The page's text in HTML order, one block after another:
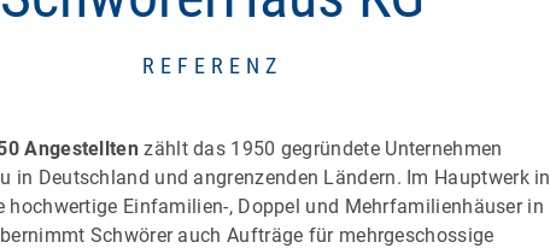
REFERENZ
Angestellten zählt das 1950 gegründete Unternehmen
in Deutschland und angrenzenden Ländern. Im Hauptwerk in
hochwertige Einfamilien-, Doppel und Mehrfamilienhäuser in
Schwörer auch Aufträge für mehrgeschossige